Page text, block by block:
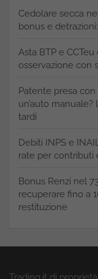
Cedolare secca
bonus e
Asta BTP e
osservazione con
Patente presa
un’auto
tardi
Debiti INPS e
rate per contributi
Bonus Renzi nel
recuperare fino a
restituzione